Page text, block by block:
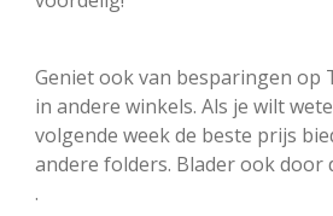
Geniet ook van besparingen op
in andere winkels. Als je wilt
volgende week de beste prijs
andere folders. Blader ook door
.